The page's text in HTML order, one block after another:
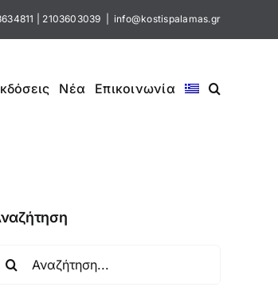
2103603039 info@kostispalamas.gr
Νέα Επικοινωνία